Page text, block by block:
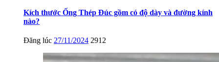
Kích thước Ống Thép Đúc gồm có độ dày và đường kính
nào?
Đăng lúc 27/11/2024 2912